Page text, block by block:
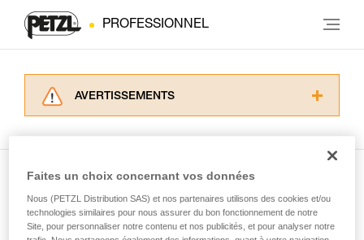
PROFESSIONNEL
AVERTISSEMENTS
informations de la notice technique pour
d’informations.
Maîtriser ces techniques nécessite une
Voir tous les conseils
Faites un choix concernant vos données
Nous (PETZL Distribution SAS) et nos partenaires utilisons des cookies et/ou
technologies similaires pour nous assurer du bon fonctionnement de notre
Site, pour personnaliser notre contenu et nos publicités, et pour analyser notre